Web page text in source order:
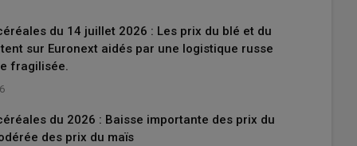
du 14 juillet 2026 : Les prix du blé et du
sur Euronext aidés par une logistique russe
fragilisée.
du 2026 : Baisse importante des prix du
des prix du maïs